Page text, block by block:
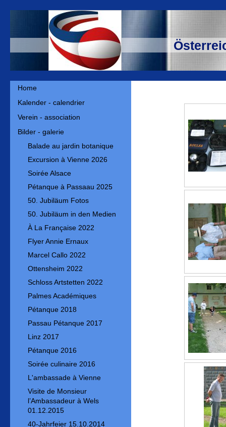
Home
Kalender - calendrier
Verein - association
Bilder - galerie
Balade au jardin botanique
Excursion à Vienne 2026
Soirée Alsace
Pétanque à Passaau 2025
50. Jubiläum Fotos
50. Jubiläum in den Medien
À La Française 2022
Flyer Annie Ernaux
Marcel Callo 2022
Ottensheim 2022
Schloss Artstetten 2022
Palmes Académiques
Pétanque 2018
Passau Pétanque 2017
Linz 2017
Pétanque 2016
Soirée culinaire 2016
L'ambassade à Vienne
Visite de Monsieur
l’Ambassadeur à Wels
01.12.2015
40-Jahrfeier 15.10.2014